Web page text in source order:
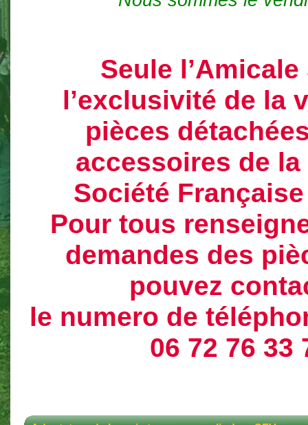
Seule l’Amicale
l’exclusivité de la
pièces
accessoires de la
Société
Pour tous
demandes des
pouvez
le numero de
06 72 76 33